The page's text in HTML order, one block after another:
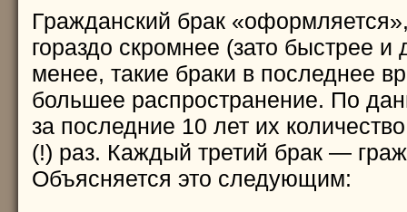
Гражданский брак
гораздо скромнее (зато быстрее
менее, такие браки в последнее
большее распространение. По
за последние 10 лет их
(!) раз. Каждый третий брак —
Объясняется это следующим: